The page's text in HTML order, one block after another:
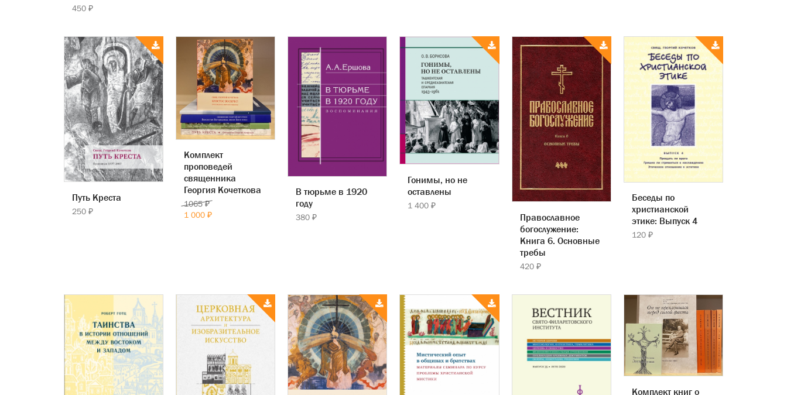
450 ₽
Путь Креста
250 ₽
Комплект
проповедей
священника
Георгия Кочеткова
1065 ₽
1 000 ₽
В тюрьме в 1920
году
380 ₽
Гонимы, но не
оставлены
1 400 ₽
Православное
богослужение:
Книга 6. Основные
требы
420 ₽
Беседы по
христианской
этике: Выпуск 4
120 ₽
Комплект книг о